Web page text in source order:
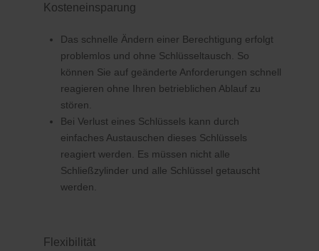
Kosteneinsparung
Das schnelle Ändern einer Berechtigung erfolgt
problemlos und ohne Schlüsseltausch. So
können Sie auf geänderte Anforderungen schnell
reagieren ohne Ihren betrieblichen Ablauf zu
stören.
Bei Verlust eines Schlüssels kann durch
einfaches Austauschen dieses Schlüssels
reagiert werden. Es müssen nicht alle
Schließzylinder und alle Schlüssel getauscht
werden.
Flexibilität